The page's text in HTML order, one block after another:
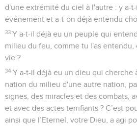
d'une extrémité du ciel à l'autre : y a-
événement et a-t-on déjà entendu
33 Y a-t-il déjà eu un peuple qui
milieu du feu, comme tu l'as entendu,
vie ?
34 Y a-t-il déjà eu un dieu qui cherche
nation du milieu d'une autre nation,
signes, des miracles et des combats,
et avec des actes terrifiants ? C’est
ainsi que l’Eternel, votre Dieu, a agi